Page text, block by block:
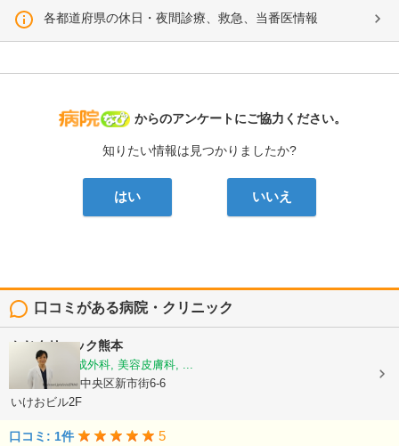
各都道府県の休日・夜間診療、救急、当番医情報
病院なび
からのアンケートにご協力ください。
知りたい情報は見つかりましたか?
はい いいえ
口コミがある病院・クリニック
かじクリニック熊本
美容外科, 形成外科, 美容皮膚科, ...
熊本県熊本市中央区新市街6-6
いけおビル2F
口コミ: 1件 5